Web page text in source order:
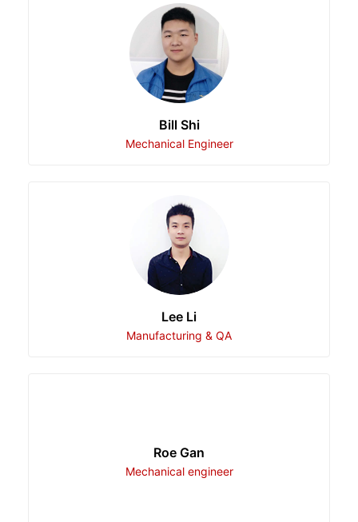
Bill Shi
Mechanical Engineer
Lee Li
Manufacturing & QA
Roe Gan
Mechanical engineer